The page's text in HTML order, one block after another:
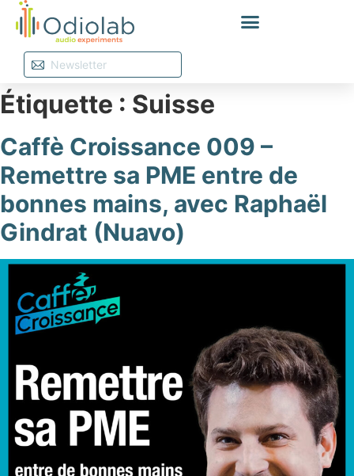
Étiquette : Suisse
Caffè Croissance 009 –
Remettre sa PME entre de
bonnes mains, avec Raphaël
Gindrat (Nuavo)